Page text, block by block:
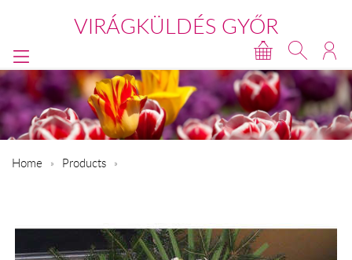
VIRÁGKÜLDÉS GYŐR
Home Products